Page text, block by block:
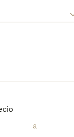
Gatos y
guarda tu